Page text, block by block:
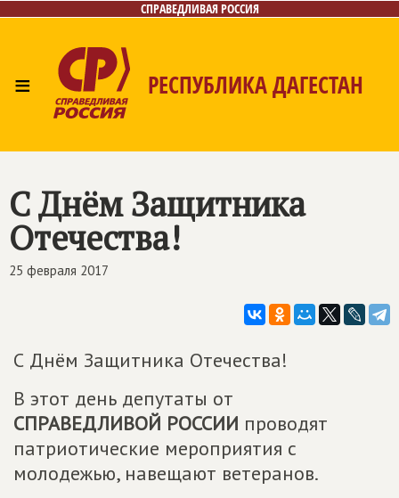
СПРАВЕДЛИВАЯ РОССИЯ
≡ РЕСПУБЛИКА ДАГЕСТАН
С Днём Защитника
Отечества!
25 февраля 2017
С Днём Защитника Отечества!
В этот день депутаты от
СПРАВЕДЛИВОЙ РОССИИ проводят
патриотические мероприятия с
молодежью, навещают ветеранов.